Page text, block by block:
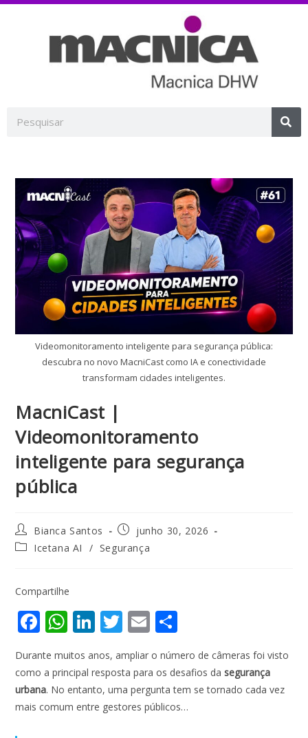
Videomonitoramento inteligente para segurança pública:
descubra no novo MacniCast como IA e conectividade
transformam cidades inteligentes.
MacniCast |
Videomonitoramento
inteligente para segurança
pública
Bianca Santos
junho 30, 2026
Icetana AI
/ Segurança
Compartilhe
F
e
b
o
W
at
s
A
Li
k
e
dI
T
w
itt
er
E
m
ai
l
ar
e
Durante muitos anos, ampliar o número de câmeras foi visto
como a principal resposta para os desafios dasegurança
urbana. No entanto, uma pergunta tem se tornado cada vez
mais comum entre gestores públicos…